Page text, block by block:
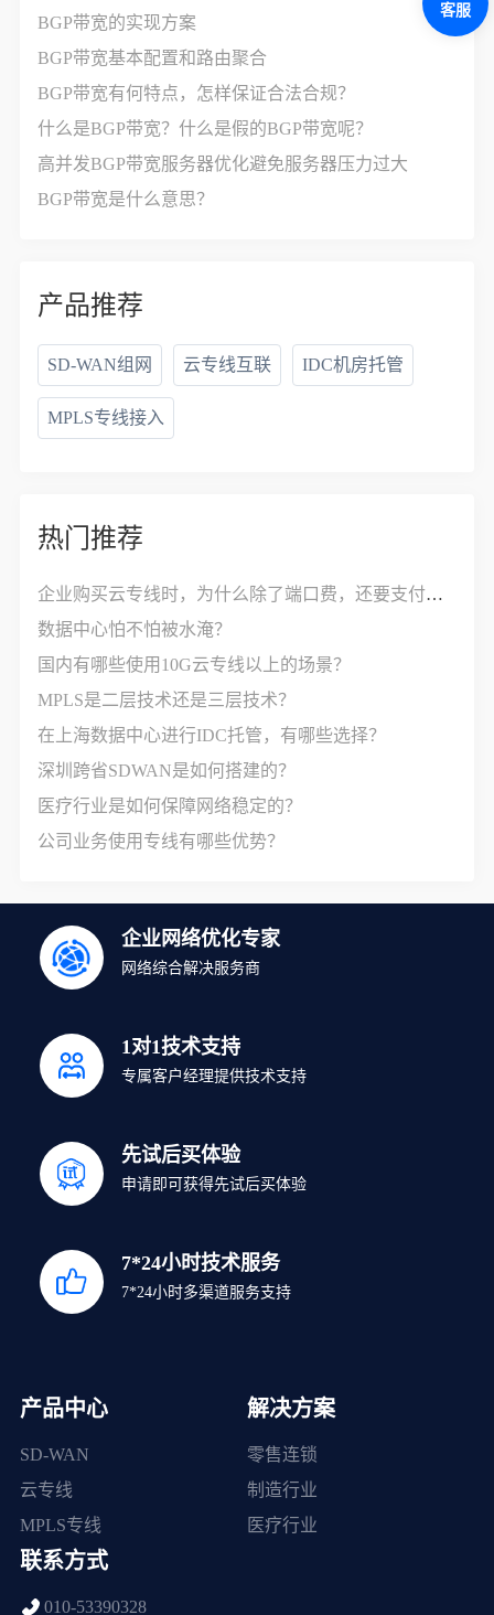
BGP带宽的实现方案
BGP带宽基本配置和路由聚合
BGP带宽有何特点，怎样保证合法合规？
什么是BGP带宽？什么是假的BGP带宽呢？
高并发BGP带宽服务器优化避免服务器压力过大
BGP带宽是什么意思？
产品推荐
SD-WAN组网 云专线互联 IDC机房托管
MPLS专线接入
热门推荐
企业购买云专线时，为什么除了端口费，还要支付接入费？
数据中心怕不怕被水淹？
国内有哪些使用10G云专线以上的场景？
MPLS是二层技术还是三层技术？
在上海数据中心进行IDC托管，有哪些选择？
深圳跨省SDWAN是如何搭建的？
医疗行业是如何保障网络稳定的？
公司业务使用专线有哪些优势？
企业网络优化专家
网络综合解决服务商
1对1技术支持
专属客户经理提供技术支持
先试后买体验
申请即可获得先试后买体验
7*24小时技术服务
7*24小时多渠道服务支持
产品中心
SD-WAN
云专线
MPLS专线
解决方案
零售连锁
制造行业
医疗行业
联系方式
010-53390328
客服